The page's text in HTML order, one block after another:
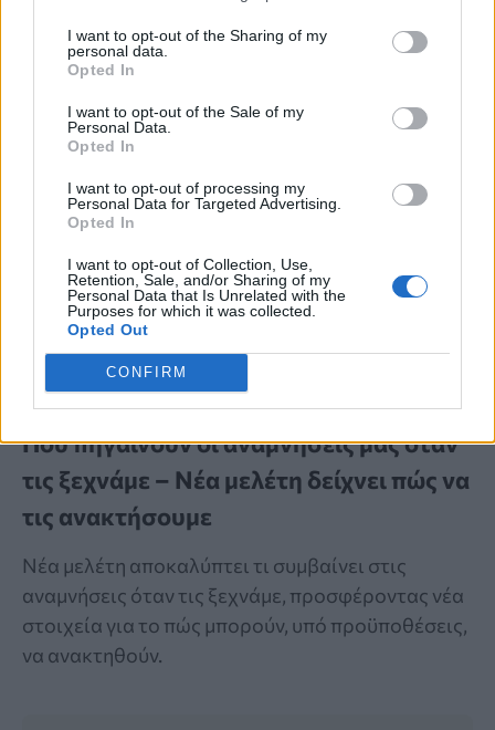
I want to opt-out of the Sharing of my
personal data.
Opted In
I want to opt-out of the Sale of my
Personal Data.
Opted In
I want to opt-out of processing my
Personal Data for Targeted Advertising.
Opted In
I want to opt-out of Collection, Use,
Retention, Sale, and/or Sharing of my
Personal Data that Is Unrelated with the
Purposes for which it was collected.
Opted Out
CONFIRM
ΝΕΑ ΜΕΛΕΤΗ
Πού πηγαίνουν οι αναμνήσεις μας όταν
τις ξεχνάμε – Νέα μελέτη δείχνει πώς να
τις ανακτήσουμε
Νέα μελέτη αποκαλύπτει τι συμβαίνει στις
αναμνήσεις όταν τις ξεχνάμε, προσφέροντας νέα
στοιχεία για το πώς μπορούν, υπό προϋποθέσεις,
να ανακτηθούν.